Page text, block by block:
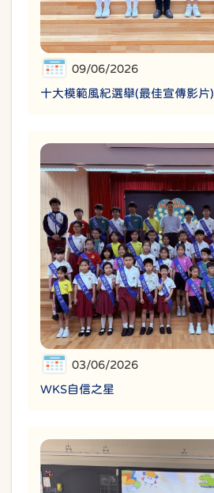
09/06/2026
十大模範風紀選舉(最佳宣傳影片)
03/06/2026
WKS自信之星